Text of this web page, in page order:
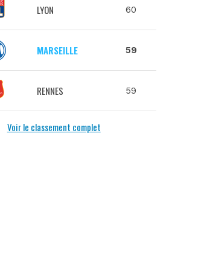
LYON 60
MARSEILLE 59
RENNES 59
Voir le classement complet